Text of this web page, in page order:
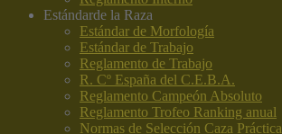
Estándarde la Raza
Estándar de Morfología
Estándar de Trabajo
Reglamento de Trabajo
R. Cº España del C.E.B.A.
Reglamento Campeón Absoluto
Reglamento Trofeo Ranking anual
Normas de Selección Caza Práctica